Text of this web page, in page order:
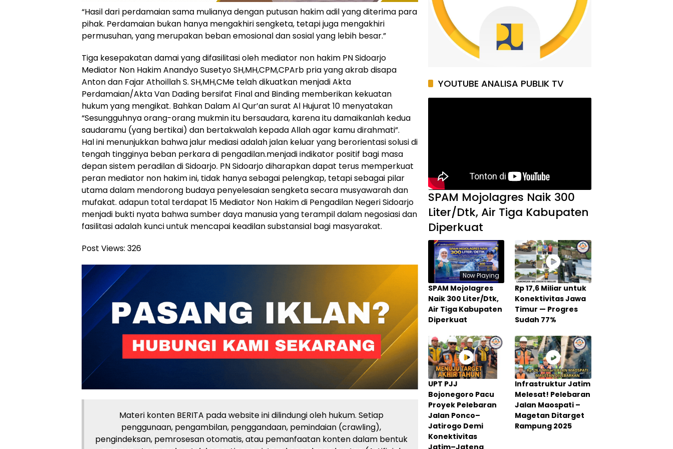
“Hasil dari perdamaian sama mulianya dengan putusan hakim adil yang diterima para
pihak. Perdamaian bukan hanya mengakhiri sengketa, tetapi juga mengakhiri
permusuhan, yang merupakan beban emosional dan sosial yang lebih besar.”
Tiga kesepakatan damai yang difasilitasi oleh mediator non hakim PN Sidoarjo
Mediator Non Hakim Anandyo Susetyo SH,MH,CPM,CPArb pria yang akrab disapa
Anton dan Fajar Athoillah S. SH,MH,CMe telah dikuatkan menjadi Akta
Perdamaian/Akta Van Dading bersifat Final and Binding memberikan kekuatan
hukum yang mengikat. Bahkan Dalam Al Qur’an surat Al Hujurat 10 menyatakan
“Sesungguhnya orang-orang mukmin itu bersaudara, karena itu damaikanlah kedua
saudaramu (yang bertikai) dan bertakwalah kepada Allah agar kamu dirahmati”.
Hal ini menunjukkan bahwa jalur mediasi adalah jalan keluar yang berorientasi solusi di
tengah tingginya beban perkara di pengadilan.menjadi indikator positif bagi masa
depan sistem peradilan di Sidoarjo. PN Sidoarjo diharapkan dapat terus memperkuat
peran mediator non hakim ini, tidak hanya sebagai pelengkap, tetapi sebagai pilar
utama dalam mendorong budaya penyelesaian sengketa secara musyawarah dan
mufakat. adapun total terdapat 15 Mediator Non Hakim di Pengadilan Negeri Sidoarjo
menjadi bukti nyata bahwa sumber daya manusia yang terampil dalam negosiasi dan
fasilitasi adalah kunci untuk mencapai keadilan substansial bagi masyarakat.
Post Views: 326
Materi konten BERITA pada website ini dilindungi oleh hukum. Setiap
penggunaan, pengambilan, penggandaan, pemindaian (crawling),
pengindeksan, pemrosesan otomatis, atau pemanfaatan konten dalam bentuk
YOUTUBE ANALISA PUBLIK TV
SPAM Mojolagres Naik 300
Liter/Dtk, Air Tiga Kabupaten
Diperkuat
Now Playing
SPAM Mojolagres
Naik 300 Liter/Dtk,
Air Tiga Kabupaten
Diperkuat
Rp 17,6 Miliar untuk
Konektivitas Jawa
Timur — Progres
Sudah 77%
UPT PJJ
Bojonegoro Pacu
Proyek Pelebaran
Jalan Ponco–
Jatirogo Demi
Konektivitas
Jatim–Jateng
Infrastruktur Jatim
Melesat! Pelebaran
Jalan Maospati –
Magetan Ditarget
Rampung 2025